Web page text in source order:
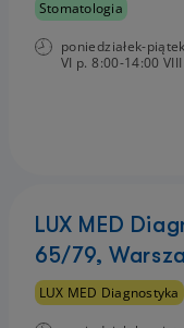
Stomatologia
poniedziałek-
VI p. 8:00-14:00
LUX MED
65/79,
LUX MED Diagnostyka